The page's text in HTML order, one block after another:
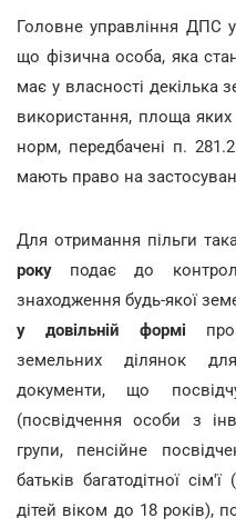
Головне управління ДПС
що фізична особа, яка
має у власності декілька
використання, площа
норм, передбачені п.
мають право на
Для отримання пільги
року подає до
знаходження будь-якої
у довільній формі про
земельних ділянок
документи, що
(посвідчення особи з
групи, пенсійне
батьків багатодітної
дітей віком до 18 років),